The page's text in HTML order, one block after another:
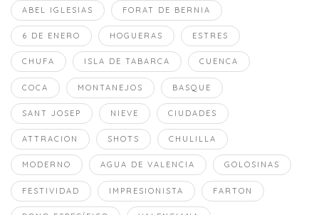
ABEL IGLESIAS FORAT DE BERNIA
6 DE ENERO HOGUERAS ESTRES
CHUFA ISLA DE TABARCA CUENCA
COCA MONTANEJOS BASQUE
SANT JOSEP NIEVE CIUDADES
ATTRACION SHOTS CHULILLA
MODERNO AGUA DE VALENCIA GOLOSINAS
FESTIVIDAD IMPRESIONISTA FARTON